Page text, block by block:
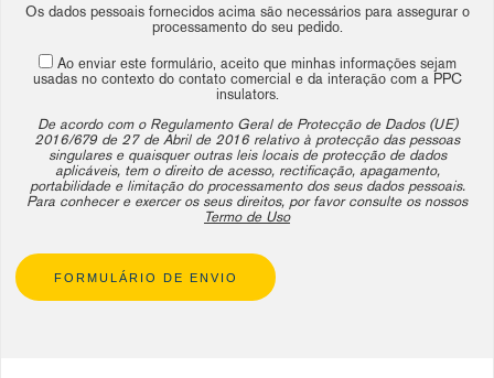
Os dados pessoais fornecidos acima são necessários para assegurar o
processamento do seu pedido.
Ao enviar este formulário, aceito que minhas informações sejam
usadas no contexto do contato comercial e da interação com a PPC
insulators.
De acordo com o Regulamento Geral de Protecção de Dados (UE)
2016/679 de 27 de Abril de 2016 relativo à protecção das pessoas
singulares e quaisquer outras leis locais de protecção de dados
aplicáveis, tem o direito de acesso, rectificação, apagamento,
portabilidade e limitação do processamento dos seus dados pessoais.
Para conhecer e exercer os seus direitos, por favor consulte os nossos
Termo de Uso
FORMULÁRIO DE ENVIO